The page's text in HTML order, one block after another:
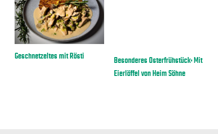
Geschnetzeltes mit Rösti
Besonderes Osterfrühstück: Mit
Eierlöffel von Heim Söhne